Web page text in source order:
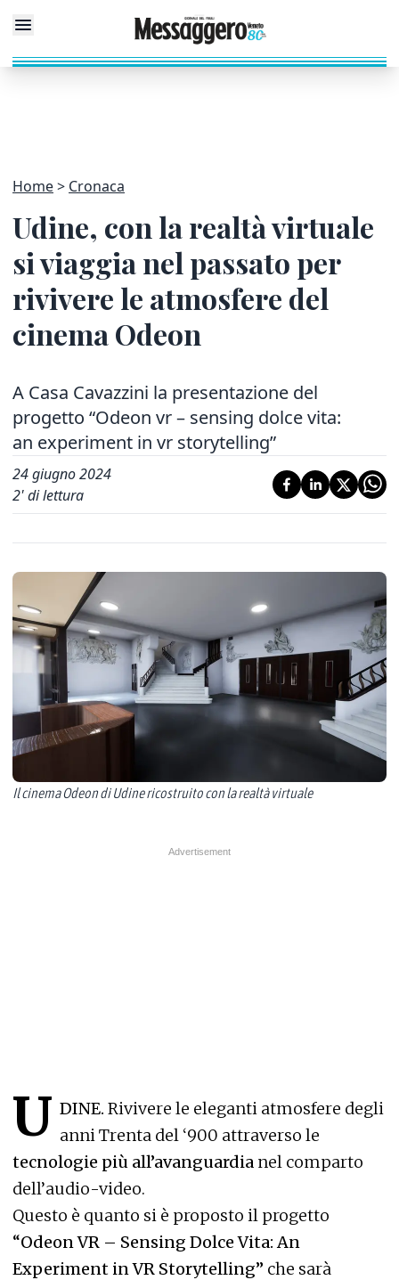
Home Cronaca
Udine, con la realtà virtuale
si viaggia nel passato per
rivivere le atmosfere del
cinema Odeon
A Casa Cavazzini la presentazione del
progetto “Odeon vr – sensing dolce vita:
an experiment in vr storytelling”
24 giugno 2024
2' di lettura
Il cinema Odeon di Udine ricostruito con la realtà virtuale
U DINE. Rivivere le eleganti atmosfere degli
anni Trenta del ‘900 attraverso le
tecnologie più all’avanguardia nel comparto
dell’audio-video.
Questo è quanto si è proposto il progetto
“Odeon VR – Sensing Dolce Vita: An
Experiment in VR Storytelling” che sarà